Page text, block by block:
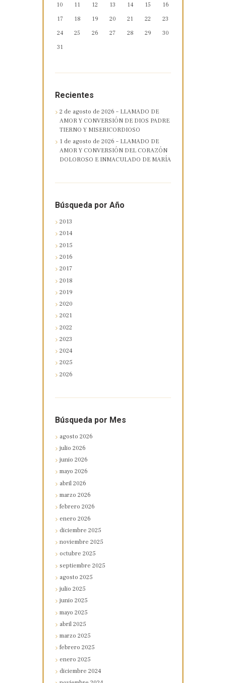
10
11 12 13 14 15
16
17
18 19 20 21 22
23
24
25 26 27 28 29
30
31
Recientes
2 de agosto de 2026 – LLAMADO DE
AMOR Y CONVERSIÓN DE DIOS PADRE
TIERNO Y MISERICORDIOSO
1 de agosto de 2026 – LLAMADO DE
AMOR Y CONVERSIÓN DEL CORAZÓN
DOLOROSO E INMACULADO DE MARÍA
Búsqueda por Año
2013
2014
2015
2016
2017
2018
2019
2020
2021
2022
2023
2024
2025
2026
Búsqueda por Mes
agosto2026
julio2026
junio2026
mayo2026
abril2026
marzo2026
febrero2026
enero2026
diciembre2025
noviembre2025
octubre2025
septiembre2025
agosto2025
julio2025
junio2025
mayo2025
abril2025
marzo2025
febrero2025
enero2025
diciembre2024